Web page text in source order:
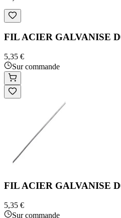
FIL ACIER GALVANISE
5,35 €
Sur commande
FIL ACIER GALVANISE
5,35 €
Sur commande